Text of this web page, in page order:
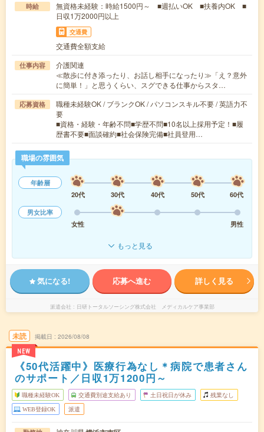
時給
無資格未経験：時給1500円～ ■週払いOK ■扶養内OK ■
日収1万2000円以上
交通費
交通費全額支給
仕事内容
介護関連
≪散歩に付き添ったり、お話し相手になったり≫「え？意外
に簡単！」と思うくらい、スグできる仕事からスタ…
応募資格
職種未経験OK / ブランクOK / パソコンスキル不要 / 英語力不
要
■資格・経験・年齢不問■学歴不問■10名以上採用予定！■履
歴書不要■面談確約■社会保険完備■社員登用…
職場の雰囲気
年齢層
20代
30代 40代 50代
60代
男女比率
女性
男性
もっと見る
気になる! 応募へ進む 詳しく見る
派遣会社 日研トータルソーシング株式会社 メディカルケア事業部
未読
NEW
掲載日 2026/08/08
《50代活躍中》医療行為なし＊病院で患者さん
のサポート／日収1万1200円～
職種未経験OK 交通費別途支給あり 土日祝日が休み 残業なし
WEB登録OK 派遣